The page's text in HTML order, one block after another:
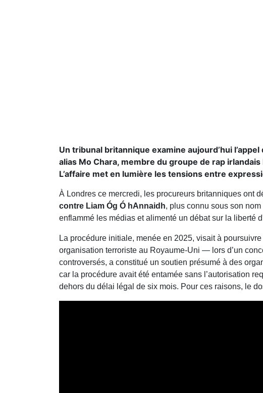
Un tribunal britannique examine aujourd’hui
alias Mo Chara, membre du groupe de rap
L’affaire met en lumière les tensions entre
À Londres ce mercredi, les procureurs britanniques ont
contre Liam Óg Ó hAnnaidh, plus connu sous son
enflammé les médias et alimenté un débat sur la liberté
La procédure initiale, menée en 2025, visait à poursuivre
organisation terroriste au Royaume‑Uni — lors d’un
controversés, a constitué un soutien présumé à des
car la procédure avait été entamée sans l’autorisation
dehors du délai légal de six mois. Pour ces raisons, le